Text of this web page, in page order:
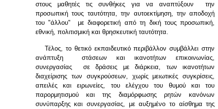
στους μαθητές τις συνθήκες για να αναπτύξουν την
προσωπική τους ταυτότητα, την αυτοεκτίμηση, την αποδοχή
του "άλλου" με διαφορετική από τη δική τους προσωπική,
εθνική, πολιτισμική και θρησκευτική ταυτότητα.
Τέλος, το θετικό εκπαιδευτικό περιβάλλον συμβάλλει στην
ανάπτυξη στάσεων και ικανοτήτων επικοινωνίας,
συνεργασίας σε δράσεις με διάρκεια, των ικανοτήτων
διαχείρισης των συγκρούσεων, χωρίς μειωτικές συγκρίσεις,
απειλές και ειρωνείες, του ελέγχου του θυμού και του
παρορμητισμού και της διαμόρφωσης ρητών κανόνων
συνύπαρξης και συνεργασίας, με αυξημένο το αίσθημα της